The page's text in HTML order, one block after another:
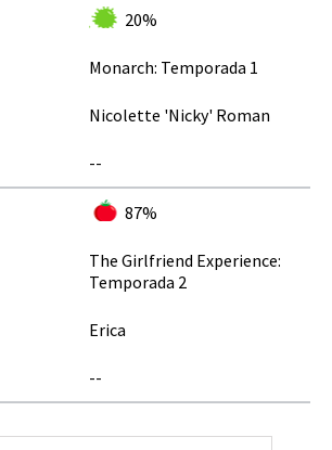
20%
Monarch: Temporada 1
Nicolette 'Nicky' Roman
--
87%
The Girlfriend Experience:
Temporada 2
Erica
--